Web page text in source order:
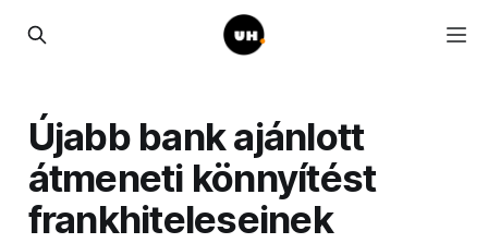
Újabb bank ajánlott
átmeneti könnyítést
frankhiteleseinek